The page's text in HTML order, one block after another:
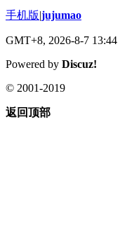
手机版|jujumao
GMT+8, 2026-8-7 13:44
Powered by Discuz!
© 2001-2019
返回顶部